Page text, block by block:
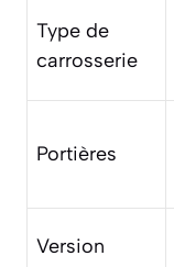
Type de
carrosserie
Portières
Version